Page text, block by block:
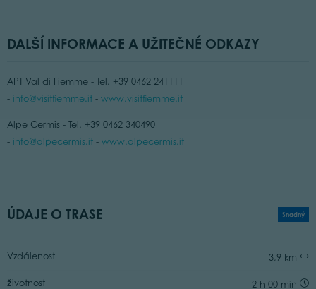
DALŠÍ INFORMACE A UŽITEČNÉ ODKAZY
APT Val di Fiemme - Tel. +39 0462 241111
- info@visitfiemme.it- www.visitfiemme.it
Alpe Cermis - Tel. +39 0462 340490
- info@alpecermis.it- www.alpecermis.it
ÚDAJE O TRASE Snadný
Vzdálenost 3,9 km
životnost 2 h 00 min